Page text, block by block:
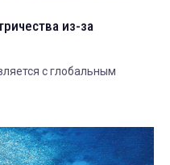
из-за
с глобальным